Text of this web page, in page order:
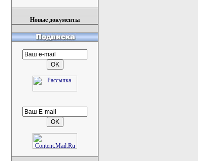
Новые документы